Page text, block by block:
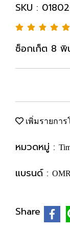
SKU :
ซ็อกเก็ต 8 พิ
เพิ่มรายการ
หมวดหมู่ :
แบรนด์ :
Share